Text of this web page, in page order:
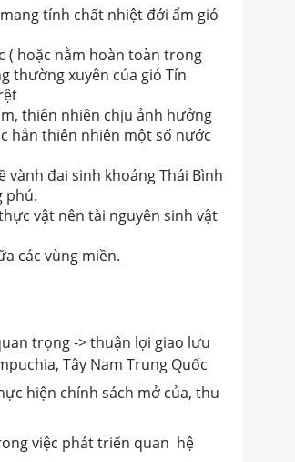
tính chất nhiệt đới ẩm gió
( hoặc nằm hoàn toàn trong
thường xuyên của gió Tín
thiên nhiên chịu ảnh hưởng
hẳn thiên nhiên một số nước
đai sinh khoáng Thái Bình
phú.
vật nên tài nguyên sinh vật
các vùng miền.
trọng -> thuận lợi giao lưu
Tây Nam Trung Quốc
hiện chính sách mở của, thu
việc phát triển quan hệ